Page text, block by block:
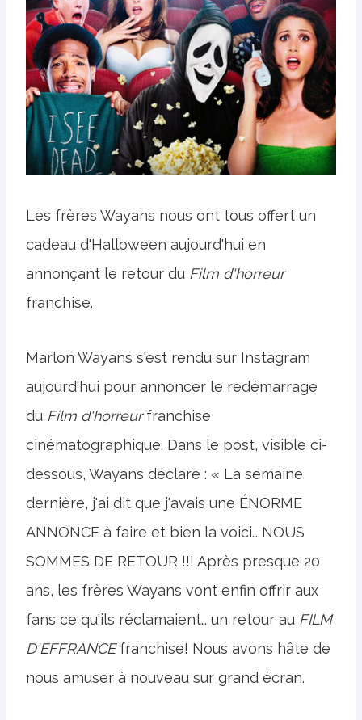
Les frères Wayans nous ont tous offert un
cadeau d'Halloween aujourd'hui en
annonçant le retour du Film d'horreur
franchise.
Marlon Wayans s'est rendu sur Instagram
aujourd'hui pour annoncer le redémarrage
du Film d'horreurfranchise
cinématographique. Dans le post, visible ci-
dessous, Wayans déclare : « La semaine
dernière, j'ai dit que j'avais une ÉNORME
ANNONCE à faire et bien la voici… NOUS
SOMMES DE RETOUR !!! Après presque 20
ans, les frères Wayans vont enfin offrir aux
fans ce qu'ils réclamaient… un retour au FILM
D'EFFRANCEfranchise! Nous avons hâte de
nous amuser à nouveau sur grand écran.